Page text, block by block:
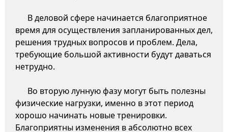
В деловой сфере начинается благоприятное
время для осуществления запланированных дел,
решения трудных вопросов и проблем. Дела,
требующие большой активности будут даваться
нетрудно.
Во вторую лунную фазу могут быть полезны
физические нагрузки, именно в этот период
хорошо начинать новые тренировки.
Благоприятны изменения в абсолютно всех